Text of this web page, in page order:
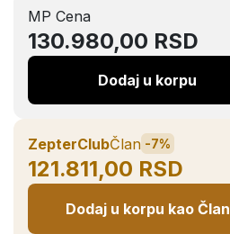
MP Cena
130.980,00 RSD
Dodaj u korpu
ZepterClubČlan -7%
121.811,00 RSD
Dodaj u korpu kao Član